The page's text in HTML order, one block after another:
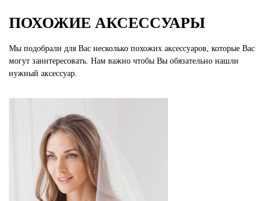
ПОХОЖИЕ АКСЕССУАРЫ
Мы подобрали для Вас несколько похожих аксессуаров, которые Вас
могут заинтересовать. Нам важно чтобы Вы обязательно нашли
нужный аксессуар.